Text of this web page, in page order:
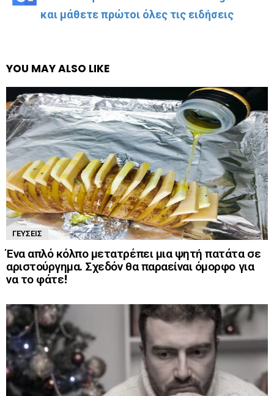
και μάθετε πρώτοι όλες τις ειδήσεις
YOU MAY ALSO LIKE
ΓΕΎΣΕΙΣ
Ένα απλό κόλπο μετατρέπει μια ψητή πατάτα σε
αριστούργημα. Σχεδόν θα παραείναι όμορφο για
να το φάτε!